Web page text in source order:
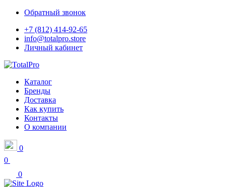
Обратный звонок
+7 (812) 414-92-65
info@totalpro.store
Личный кабинет
Каталог
Бренды
Доставка
Как купить
Контакты
О компании
0
0
0